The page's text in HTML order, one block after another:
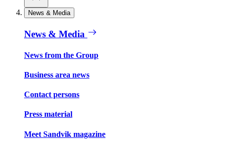
News & Media
News & Media
News from the Group
Business area news
Contact persons
Press material
Meet Sandvik magazine